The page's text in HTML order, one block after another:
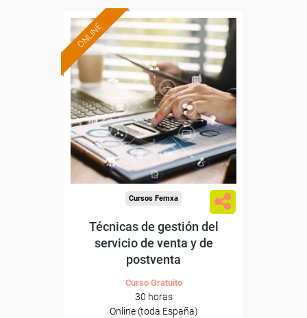
ONLINE
Formación 100%
subvencionada.
Para desempleados,
trabajadores y autónomos.
Sector
-Comercio.
Cursos Femxa
Técnicas de gestión del
servicio de venta y de
postventa
Curso Gratuito
30 horas
Online (toda España)